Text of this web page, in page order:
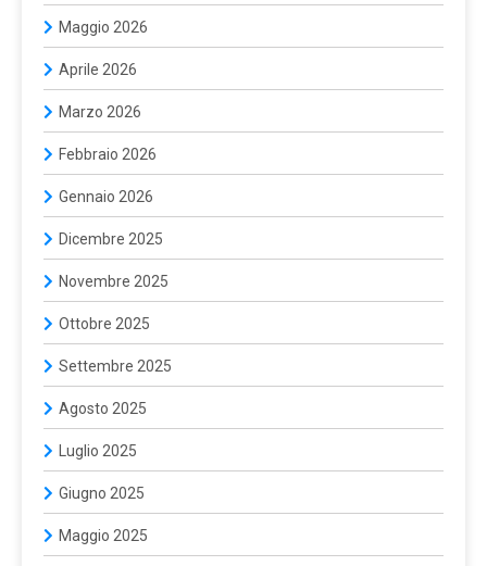
Maggio 2026
Aprile 2026
Marzo 2026
Febbraio 2026
Gennaio 2026
Dicembre 2025
Novembre 2025
Ottobre 2025
Settembre 2025
Agosto 2025
Luglio 2025
Giugno 2025
Maggio 2025